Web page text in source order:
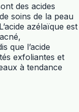
des acides
soins de la peau
azélaïque est
que l’acide
exfoliantes et
à tendance